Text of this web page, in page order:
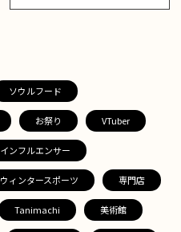
ソウルフード
お祭り VTuber
インフルエンサー
ウィンタースポーツ 専門店
Tanimachi 美術館